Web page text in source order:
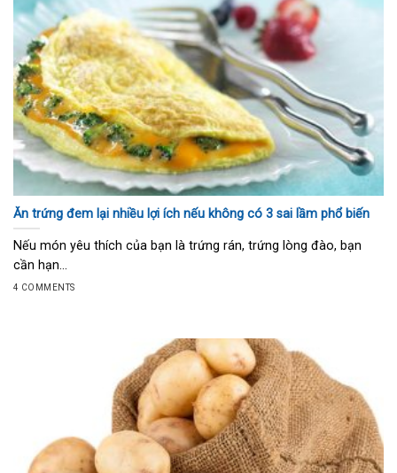
Ăn trứng đem lại nhiều lợi ích nếu không có 3 sai lầm phổ biến
Nếu món yêu thích của bạn là trứng rán, trứng lòng đào, bạn
cần hạn...
4 COMMENTS